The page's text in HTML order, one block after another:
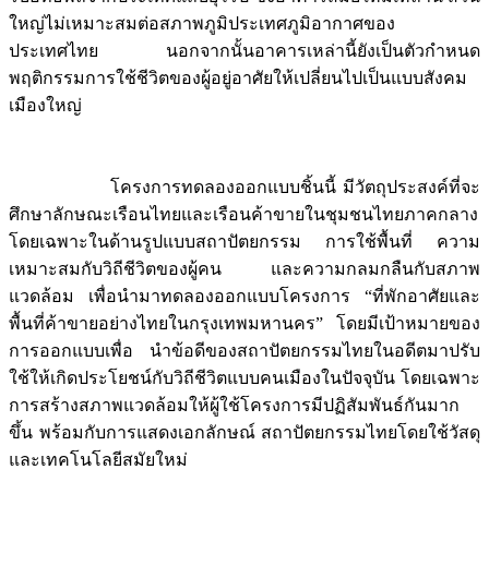
ใหญ่ไม่เหมาะสมต่อสภาพภูมิประเทศภูมิอากาศของ
ประเทศไทย นอกจากนั้นอาคารเหล่านี้ยังเป็นตัวกำหนด
พฤติกรรมการใช้ชีวิตของผู้อยู่อาศัยให้เปลี่ยนไปเป็นแบบสังคม
เมืองใหญ่
โครงการทดลองออกแบบชิ้นนี้ มีวัตถุประสงค์ที่จะ
ศึกษาลักษณะเรือนไทยและเรือนค้าขายในชุมชนไทยภาคกลาง
โดยเฉพาะในด้านรูปแบบสถาปัตยกรรม การใช้พื้นที่ ความ
เหมาะสมกับวิถีชีวิตของผู้คน และความกลมกลืนกับสภาพ
แวดล้อม เพื่อนำมาทดลองออกแบบโครงการ “ที่พักอาศัยและ
พื้นที่ค้าขายอย่างไทยในกรุงเทพมหานคร” โดยมีเป้าหมายของ
การออกแบบเพื่อ นำข้อดีของสถาปัตยกรรมไทยในอดีตมาปรับ
ใช้ให้เกิดประโยชน์กับวิถีชีวิตแบบคนเมืองในปัจจุบัน โดยเฉพาะ
การสร้างสภาพแวดล้อมให้ผู้ใช้โครงการมีปฏิสัมพันธ์กันมาก
ขึ้น พร้อมกับการแสดงเอกลักษณ์ สถาปัตยกรรมไทยโดยใช้วัสดุ
และเทคโนโลยีสมัยใหม่